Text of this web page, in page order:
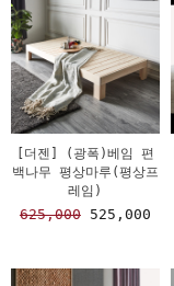
[더젠] (광폭)베임 편
백나무 평상마루(평상프
레임)
625,000525,000